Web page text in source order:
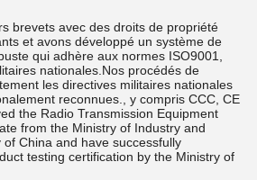
brevets avec des droits de propriété
et avons développé un système de
qui adhère aux normes ISO9001,
nationales.Nos procédés de
les directives militaires nationales
reconnues., y compris CCC, CE
the Radio Transmission Equipment
from the Ministry of Industry and
China and have successfully
testing certification by the Ministry of